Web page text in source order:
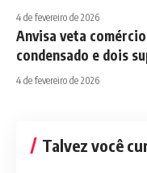
4 de fevereiro de 2026
Anvisa veta
condensado e dois
4 de fevereiro de 2026
Talvez você